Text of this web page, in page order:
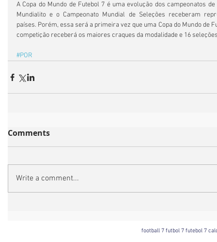
A Copa do Mundo de Futebol 7 é uma evolução dos campeonatos
Mundialito e o Campeonato Mundial de Seleções receberam
países. Porém, essa será a primeira vez que uma Copa do Mundo de
competição receberá os maiores craques da modalidade e 16
#POR
Comments
Write a comment...
football 7 futbol 7 futebol 7